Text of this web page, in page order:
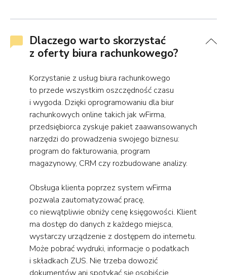
Dlaczego warto skorzystać
z oferty biura rachunkowego?
Korzystanie z usług biura rachunkowego
to przede wszystkim oszczędność czasu
i wygoda. Dzięki oprogramowaniu dla biur
rachunkowych online takich jak wFirma,
przedsiębiorca zyskuje pakiet zaawansowanych
narzędzi do prowadzenia swojego biznesu:
program do fakturowania, program
magazynowy, CRM czy rozbudowane analizy.
Obsługa klienta poprzez system wFirma
pozwala zautomatyzować pracę,
co niewątpliwie obniży cenę księgowości. Klient
ma dostęp do danych z każdego miejsca,
wystarczy urządzenie z dostępem do internetu.
Może pobrać wydruki, informacje o podatkach
i składkach ZUS. Nie trzeba dowozić